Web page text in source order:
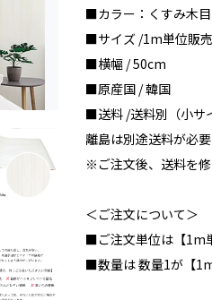
■カラー：くすみ木
■サイズ /1m単位販売
■横幅 / 50cm
■原産国 / 韓国
■送料 /送料別（小サ
離島は別途送料が必要
※ご注文後、送料を修
＜ご注文について＞
■ご注文単位は【1m
■数量は 数量1が【